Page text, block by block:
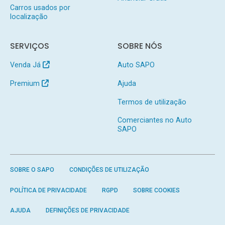
Carros usados por
localização
SERVIÇOS
Venda Já
Premium
SOBRE NÓS
Auto SAPO
Ajuda
Termos de utilização
Comerciantes no Auto
SAPO
SOBRE O SAPO CONDIÇÕES DE UTILIZAÇÃO
POLÍTICA DE PRIVACIDADE RGPD SOBRE COOKIES
AJUDA DEFINIÇÕES DE PRIVACIDADE